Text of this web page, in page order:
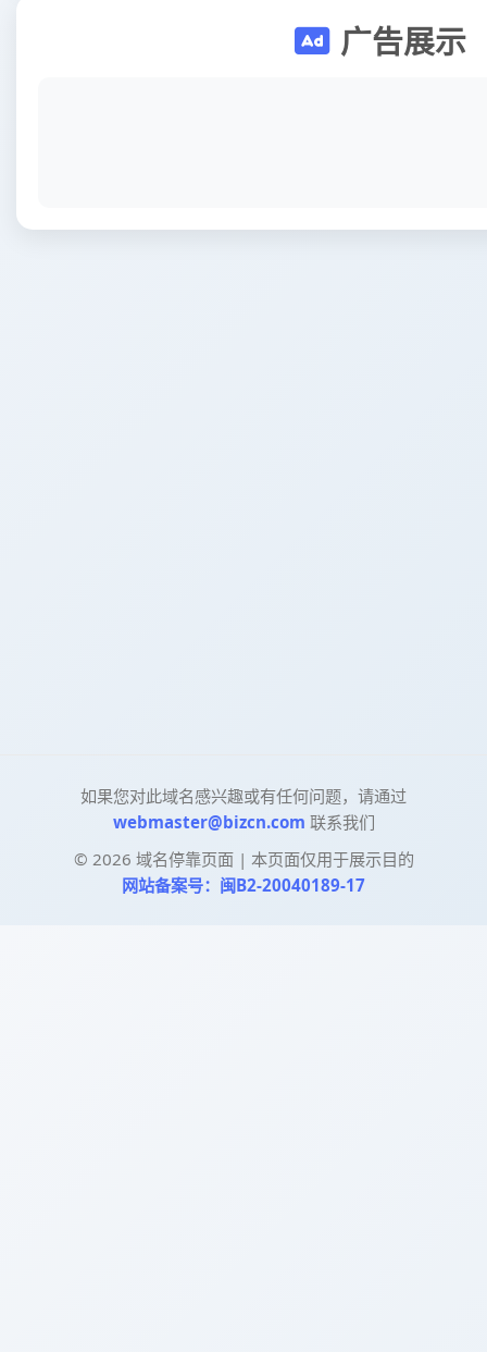
广告展示
如果您对此域名感兴趣或有任何问题，请通过
webmaster@bizcn.com 联系我们
© 2026 域名停靠页面 | 本页面仅用于展示目的
网站备案号：闽B2-20040189-17